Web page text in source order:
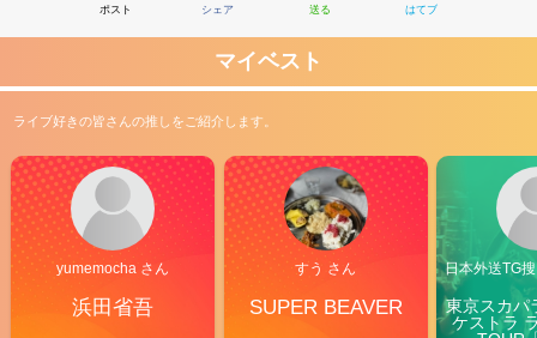
ポスト シェア 送る はてブ
マイベスト
ライブ好きの皆さんの推しをご紹介します。
yumemocha さん
浜田省吾
すう さん
SUPER BEAVER
日本外送TG
東京スカパ
ケストラ